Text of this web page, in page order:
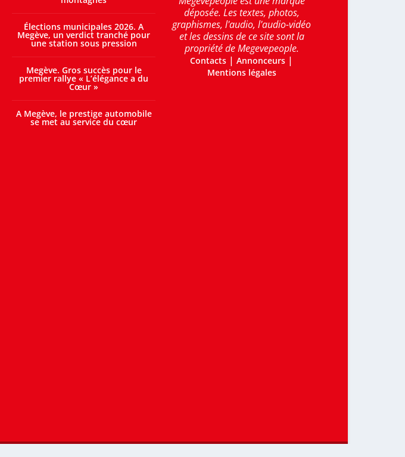
Élections municipales 2026. A
Megève, un verdict tranché pour
une station sous pression
Megève. Gros succès pour le
premier rallye « L’élégance a du
Cœur »
A Megève, le prestige automobile
se met au service du cœur
déposée. Les textes, photos,
graphismes, l'audio, l'audio-vidéo
et les dessins de ce site sont la
propriété de Megevepeople.
Contacts |Annonceurs |
Mentions légales